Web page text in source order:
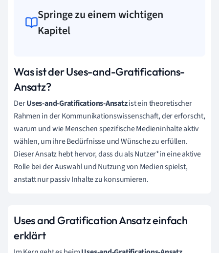
Springe zu einem wichtigen
Kapitel
Was ist der Uses-and-Gratifications-
Ansatz?
DerUses-and-Gratifications-Ansatzist ein theoretischer
Rahmen in der Kommunikationswissenschaft, der erforscht,
warum und wie Menschen spezifische Medieninhalte aktiv
wählen, um ihre Bedürfnisse und Wünsche zu erfüllen.
Dieser Ansatz hebt hervor, dass du als Nutzer*in eine aktive
Rolle bei der Auswahl und Nutzung von Medien spielst,
anstatt nur passiv Inhalte zu konsumieren.
Uses and Gratification Ansatz einfach
erklärt